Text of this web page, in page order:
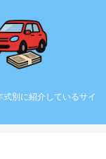
別に紹介しているサイ